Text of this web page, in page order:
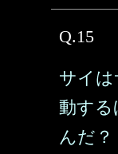
Q.15
サイは
動する
んだ？